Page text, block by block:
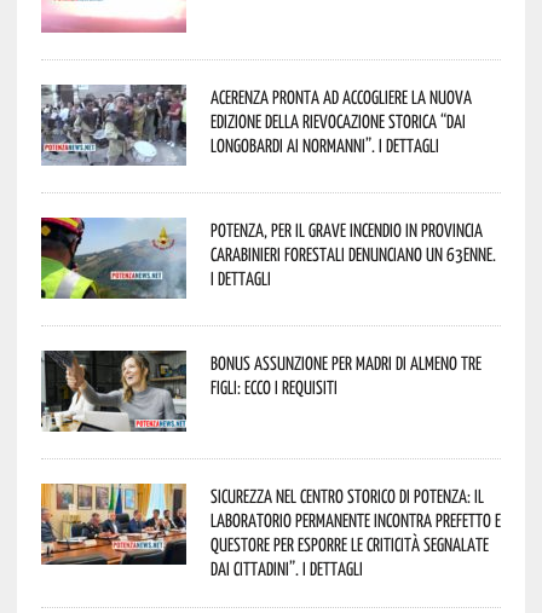
Acerenza pronta ad accogliere la nuova
edizione della rievocazione storica “Dai
Longobardi ai Normanni”. I dettagli
Potenza, per il grave incendio in Provincia
Carabinieri forestali denunciano un 63enne.
I dettagli
Bonus assunzione per madri di almeno tre
figli: ecco i requisiti
Sicurezza nel Centro Storico di Potenza: il
Laboratorio Permanente incontra Prefetto e
Questore per esporre le criticità segnalate
dai cittadini”. I dettagli